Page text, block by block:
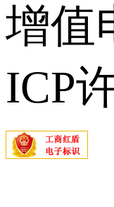
增值
ICP